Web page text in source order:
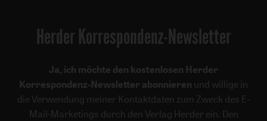
Herder Korrespondenz-Newsletter
Ja, ich möchte den kostenlosen Herder
Korrespondenz-Newsletter abonnieren und willige in
die Verwendung meiner Kontaktdaten zum Zweck des E-
Mail-Marketings durch den Verlag Herder ein. Den